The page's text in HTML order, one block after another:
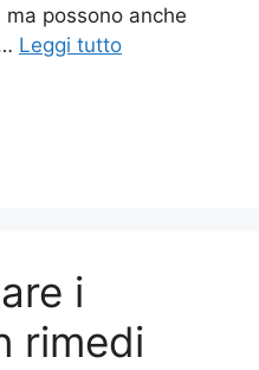
possono anche
Leggi tutto
i
rimedi